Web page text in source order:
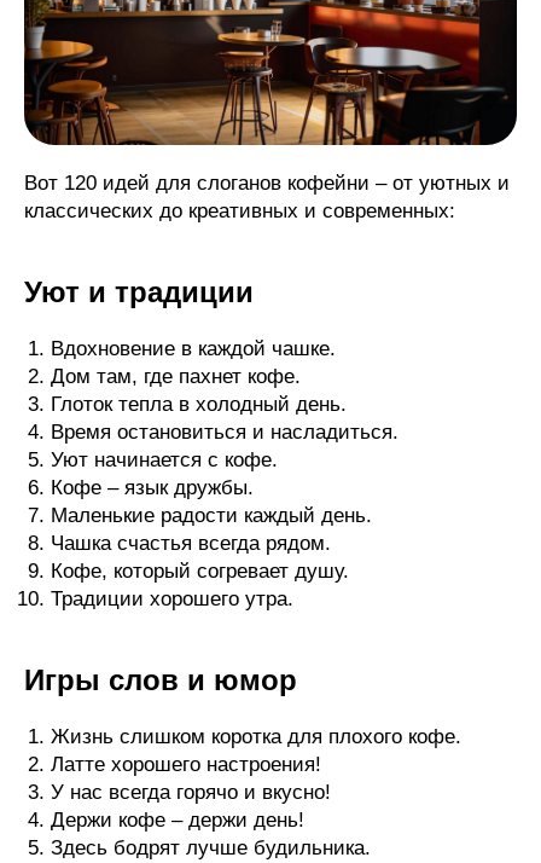
Вот 120 идей для слоганов кофейни – от уютных и
классических до креативных и современных:
Уют и традиции
Вдохновение в каждой чашке.
Дом там, где пахнет кофе.
Глоток тепла в холодный день.
Время остановиться и насладиться.
Уют начинается с кофе.
Кофе – язык дружбы.
Маленькие радости каждый день.
Чашка счастья всегда рядом.
Кофе, который согревает душу.
Традиции хорошего утра.
Игры слов и юмор
Жизнь слишком коротка для плохого кофе.
Латте хорошего настроения!
У нас всегда горячо и вкусно!
Держи кофе – держи день!
Здесь бодрят лучше будильника.